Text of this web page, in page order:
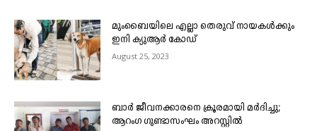
മുംബൈയിലെ എല്ലാ തെരുവ് നായകൾക്കും
ഇനി ക്യുആർ കോഡ്
August 25, 2023
ബാർ ജീവനക്കാരനെ ക്രൂരമായി മർദിച്ചു;
ആറംഗ ഗുണ്ടാസംഘം അറസ്റ്റിൽ